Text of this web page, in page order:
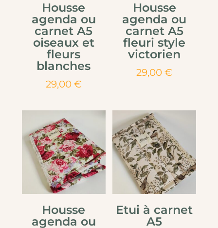
Housse
agenda ou
carnet A5
oiseaux et
fleurs
blanches
29,00 €
Housse
agenda ou
carnet A5
fleuri style
victorien
29,00€
Housse
agenda ou
Etui à carnet
A5